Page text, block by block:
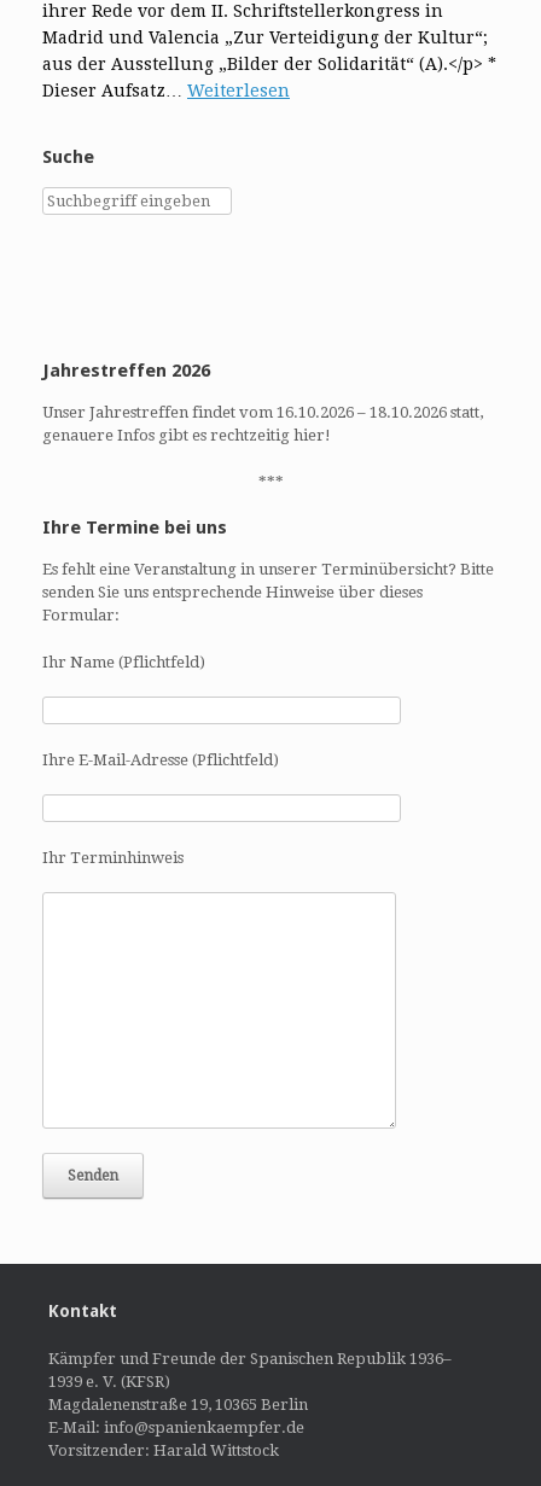
ihrer Rede vor dem II. Schriftstellerkongress in
Madrid und Valencia „Zur Verteidigung der Kultur“;
aus der Ausstellung „Bilder der Solidarität“ (A).</p> *
Dieser Aufsatz… Weiterlesen
Suche
Jahrestreffen 2026
Unser Jahrestreffen findet vom 16.10.2026 – 18.10.2026 statt,
genauere Infos gibt es rechtzeitig hier!
***
Ihre Termine bei uns
Es fehlt eine Veranstaltung in unserer Terminübersicht? Bitte
senden Sie uns entsprechende Hinweise über dieses
Formular:
Ihr Name (Pflichtfeld)
Ihre E-Mail-Adresse (Pflichtfeld)
Ihr Terminhinweis
Kontakt
Kämpfer und Freunde der Spanischen Republik 1936–
1939 e. V. (KFSR)
Magdalenenstraße 19, 10365 Berlin
E-Mail: info@spanienkaempfer.de
Vorsitzender: Harald Wittstock